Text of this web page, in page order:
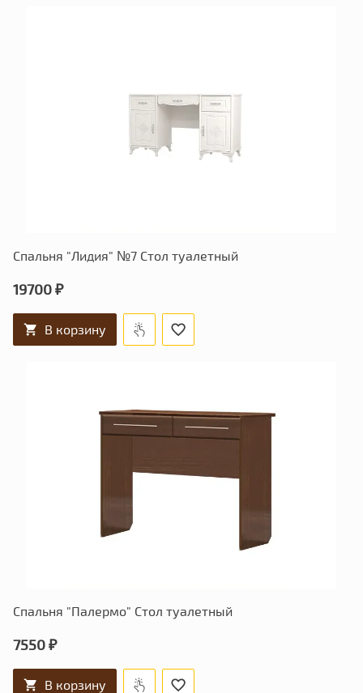
Спальня "Лидия" №7 Стол туалетный
19700 ₽
В корзину
Спальня "Палермо" Стол туалетный
7550 ₽
В корзину